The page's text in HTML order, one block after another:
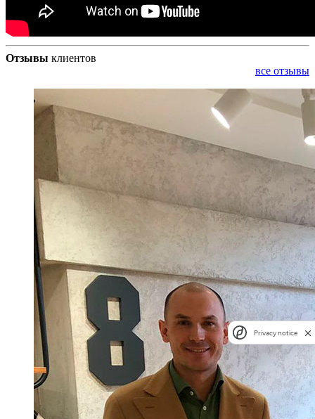
Отзывы клиентов
все отзывы
Privacy notice